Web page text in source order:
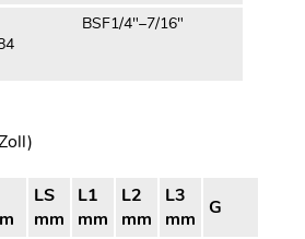
BSF1/4″–7/16″
LS
mm
L1
mm
L2
mm
L3
mm G